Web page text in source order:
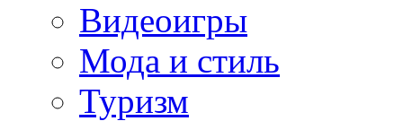
Видеоигры
Мода и стиль
Туризм